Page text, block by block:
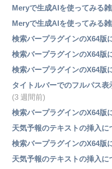
Meryで生成AIを使ってみる
Meryで生成AIを使ってみる
検索バープラグインのX64版
検索バープラグインのX64版
検索バープラグインのX64版
タイトルバーでのフルパス
(3 週間前)
検索バープラグインのX64版
天気予報のテキストの挿入に
検索バープラグインのX64版
天気予報のテキストの挿入に